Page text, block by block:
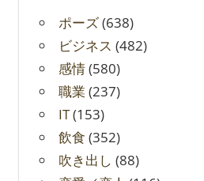
ポーズ(638)
ビジネス (482)
感情(580)
職業 (237)
IT(153)
飲食 (352)
吹き出し (88)